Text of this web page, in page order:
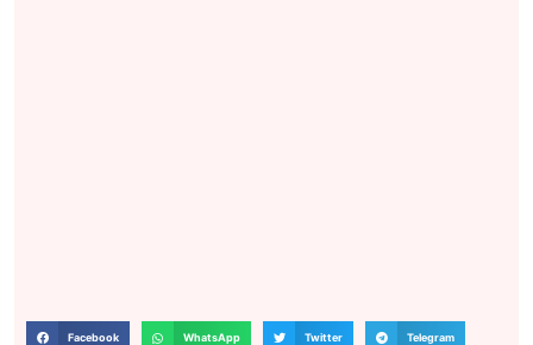
Facebook WhatsApp Twitter Telegram